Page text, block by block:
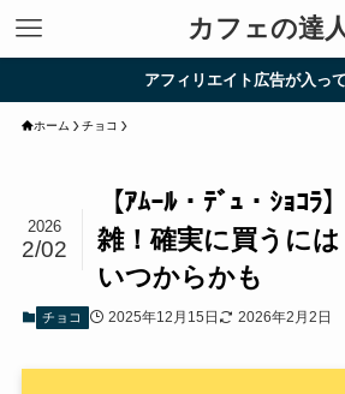
カフェの達
アフィリエイト広告が入っ
ホーム チョコ
【ｱﾑｰﾙ・ﾃﾞｭ・ｼｮｺﾗ
雑！確実に買うに
いつからかも
2026
2/02
チョコ 2025年12月15日 2026年2月2日